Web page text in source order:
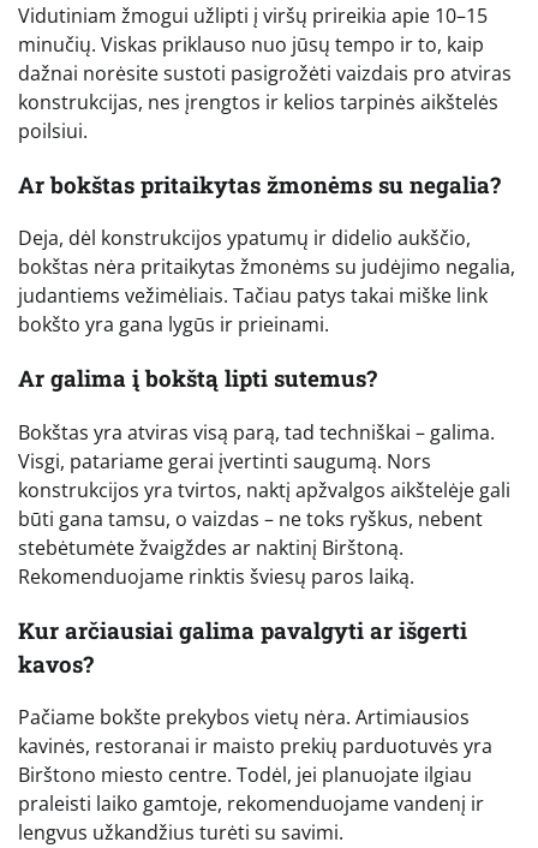
Vidutiniam žmogui užlipti į viršų prireikia apie 10–15
minučių. Viskas priklauso nuo jūsų tempo ir to, kaip
dažnai norėsite sustoti pasigrožėti vaizdais pro atviras
konstrukcijas, nes įrengtos ir kelios tarpinės aikštelės
poilsiui.
Ar bokštas pritaikytas žmonėms su negalia?
Deja, dėl konstrukcijos ypatumų ir didelio aukščio,
bokštas nėra pritaikytas žmonėms su judėjimo negalia,
judantiems vežimėliais. Tačiau patys takai miške link
bokšto yra gana lygūs ir prieinami.
Ar galima į bokštą lipti sutemus?
Bokštas yra atviras visą parą, tad techniškai – galima.
Visgi, patariame gerai įvertinti saugumą. Nors
konstrukcijos yra tvirtos, naktį apžvalgos aikštelėje gali
būti gana tamsu, o vaizdas – ne toks ryškus, nebent
stebėtumėte žvaigždes ar naktinį Birštoną.
Rekomenduojame rinktis šviesų paros laiką.
Kur arčiausiai galima pavalgyti ar išgerti
kavos?
Pačiame bokšte prekybos vietų nėra. Artimiausios
kavinės, restoranai ir maisto prekių parduotuvės yra
Birštono miesto centre. Todėl, jei planuojate ilgiau
praleisti laiko gamtoje, rekomenduojame vandenį ir
lengvus užkandžius turėti su savimi.